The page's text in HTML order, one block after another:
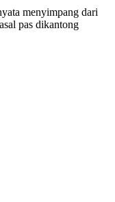
menyimpang dari
pas dikantong